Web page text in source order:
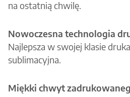
na ostatnią chwilę.
Nowoczesna technologia
Najlepsza w swojej klasie
sublimacyjna.
Miękki chwyt